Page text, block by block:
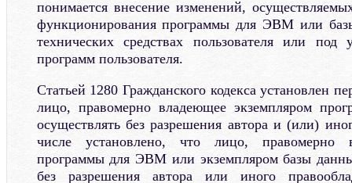
понимается внесение изменений,
функционирования программы для ЭВМ или
технических средствах пользователя или под
программ пользователя.
Статьей 1280 Гражданского кодекса установлен
лицо, правомерно владеющее экземпляром
осуществлять без разрешения автора и (или)
числе установлено, что лицо, правомерно
программы для ЭВМ или экземпляром базы
без разрешения автора или иного